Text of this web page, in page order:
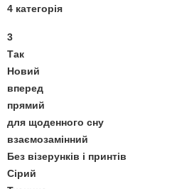
4 категорія
3
Так
Новий
вперед
прямий
для щоденного сну
взаємозамінний
Без візерунків і принтів
Сірий